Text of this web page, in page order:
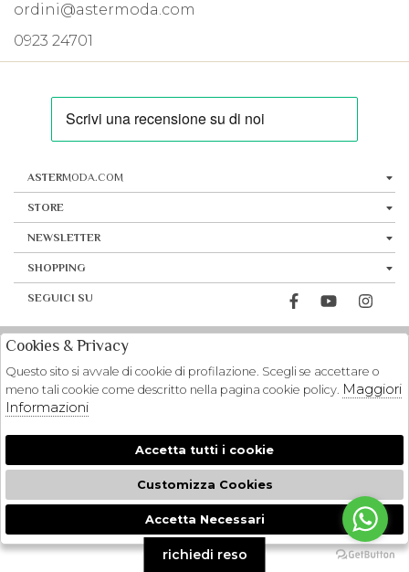
ordini@astermoda.com
0923 24701
ASTERMODA.COM
STORE
NEWSLETTER
SHOPPING
SEGUICI SU
🍪
richiedi reso
Cookies & Privacy
Questo sito si avvale di cookie di profilazione. Scegli se accettare o
meno tali cookie come descritto nella pagina cookie policy. Maggiori
Informazioni
Accetta tutti i cookie
Customizza Cookies
Accetta Necessari